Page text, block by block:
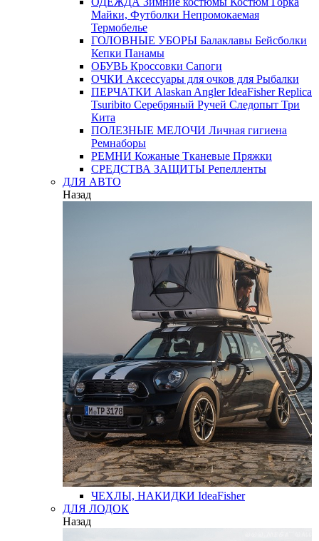
Майки, Футболки Непромокаемая
Термобелье
ГОЛОВНЫЕ УБОРЫ Балаклавы Бейсболки
Кепки Панамы
ОБУВЬ Кроссовки Сапоги
ОЧКИ Аксессуары для очков для Рыбалки
ПЕРЧАТКИ Alaskan AnglerIdeaFisherReplica
Tsuribito Серебряный Ручей Следопыт Три
Кита
ПОЛЕЗНЫЕ МЕЛОЧИ Личная гигиена
Ремнаборы
РЕМНИ Кожаные Тканевые Пряжки
СРЕДСТВА ЗАЩИТЫ Репелленты
ДЛЯ АВТО
Назад
ЧЕХЛЫ, НАКИДКИ IdeaFisher
ДЛЯ ЛОДОК
Назад